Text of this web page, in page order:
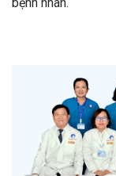
bệnh nhân.